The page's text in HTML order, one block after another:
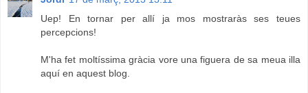
Uep! En tornar per allí ja mos mostraràs ses teues
percepcions!
M'ha fet moltíssima gràcia vore una figuera de sa meua illa
aquí en aquest blog.